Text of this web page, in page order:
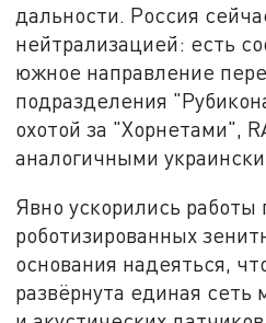
дальности. Россия
нейтрализацией: есть
южное направление
подразделения
охотой за "Хорнетами",
аналогичными
Явно ускорились работы
роботизированных
основания надеяться,
развёрнута единая